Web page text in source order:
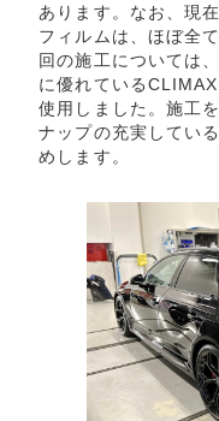
あります。なお、現
フィルムは、ほぼ全
回の施工については
に優れている
使用しました。施工
ナップの充実してい
めします。